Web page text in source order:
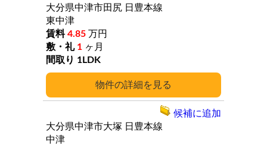
詳細
大分県中津市田尻 日豊本線
東中津
4.85 万円
1 ヶ月
1LDK
大分県中津市大塚 日豊本線
中津
候補に追加